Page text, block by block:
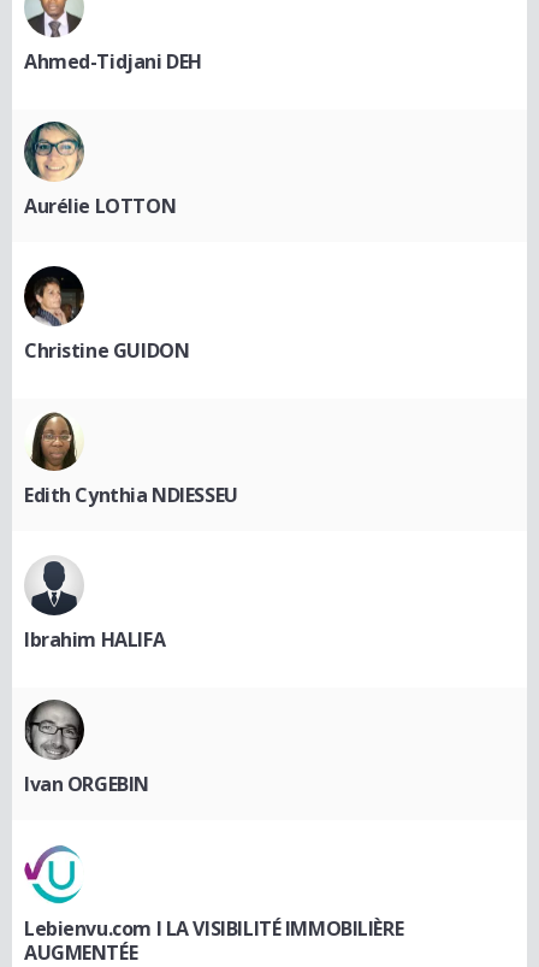
Ahmed-Tidjani DEH
Aurélie LOTTON
Christine GUIDON
Edith Cynthia NDIESSEU
Ibrahim HALIFA
Ivan ORGEBIN
Lebienvu.com I LA VISIBILITÉ IMMOBILIÈRE
AUGMENTÉE